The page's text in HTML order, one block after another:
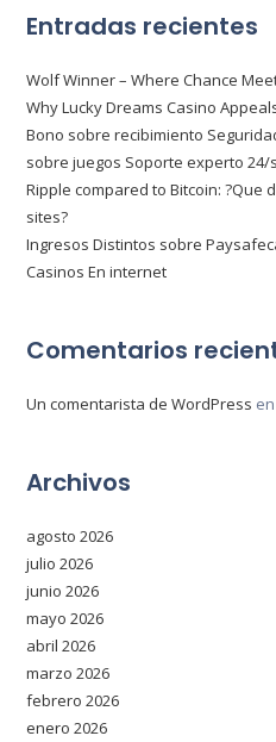
Entradas recientes
Wolf Winner – Where Chance
Why Lucky Dreams Casino
Bono sobre recibimiento
sobre juegos Soporte experto 24/
Ripple compared to Bitcoin:
sites?
Ingresos Distintos sobre
Casinos En internet
Comentarios
Un comentarista de WordPress
Archivos
agosto 2026
julio 2026
junio 2026
mayo 2026
abril 2026
marzo 2026
febrero 2026
enero 2026